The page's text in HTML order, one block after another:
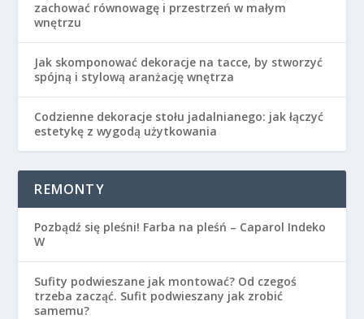
zachować równowagę i przestrzeń w małym
wnętrzu
Jak skomponować dekoracje na tacce, by stworzyć
spójną i stylową aranżację wnętrza
Codzienne dekoracje stołu jadalnianego: jak łączyć
estetykę z wygodą użytkowania
REMONTY
Pozbądź się pleśni! Farba na pleśń – Caparol Indeko
W
Sufity podwieszane jak montować? Od czegoś
trzeba zacząć. Sufit podwieszany jak zrobić
samemu?